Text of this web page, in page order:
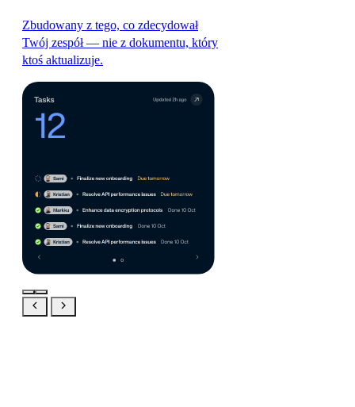
Zbudowany z tego, co zdecydował
Twój zespół — nie z dokumentu, który
ktoś aktualizuje.